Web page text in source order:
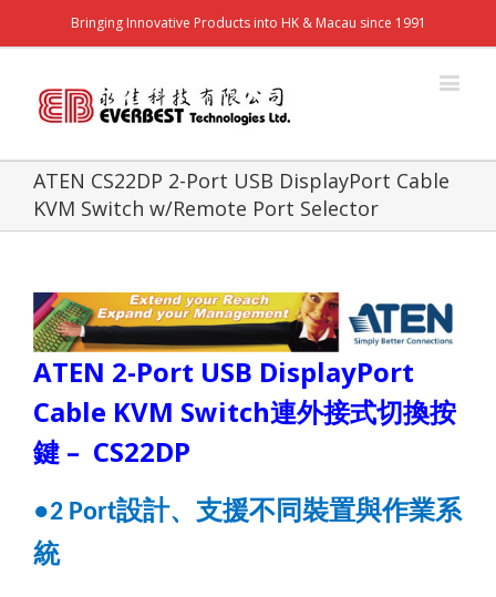
Bringing Innovative Products into HK & Macau since 1991
ATEN CS22DP 2-Port USB DisplayPort Cable
KVM Switch w/Remote Port Selector
ATEN 2-Port USB DisplayPort
Cable KVM Switch連外接式切換按
鍵 – CS22DP
●2 Port設計、支援不同裝置與作業系
統